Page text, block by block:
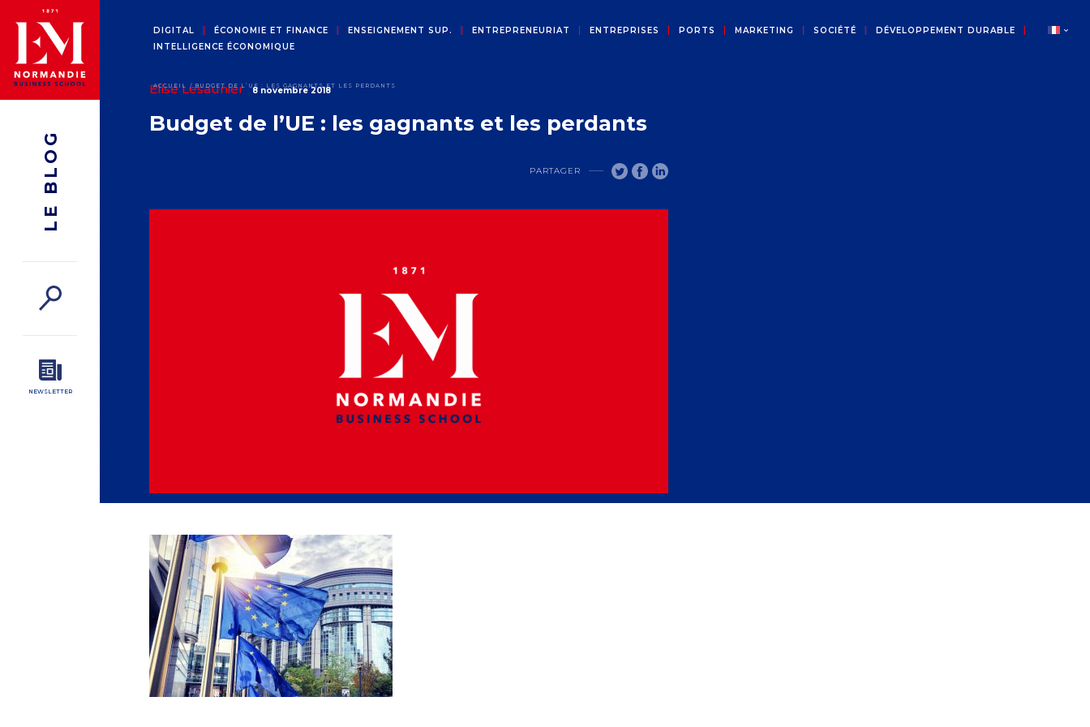
DIGITAL ÉCONOMIE ET FINANCE ENSEIGNEMENT SUP. ENTREPRENEURIAT ENTREPRISES PORTS MARKETING SOCIÉTÉ
DÉVELOPPEMENT DURABLE
INTELLIGENCE ÉCONOMIQUE
ACCUEIL BUDGET DE L’UE : LES GAGNANTS ET LES PERDANTS
LE BLOG
NEWSLETTER
Elise Lesaunier 8 novembre 2018
Budget de l’UE : les gagnants et les perdants
PARTAGER